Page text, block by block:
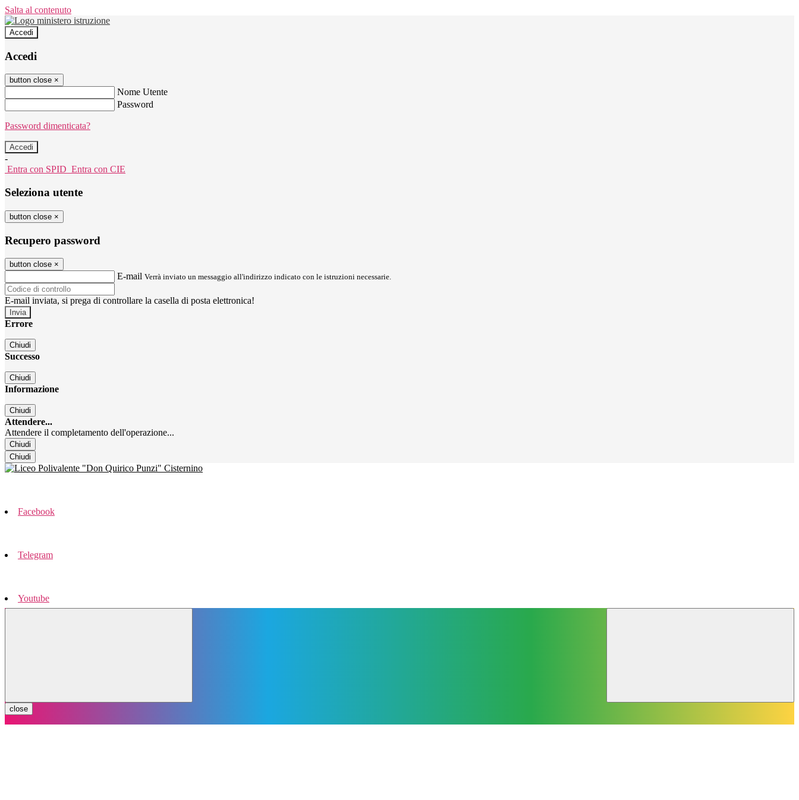
Salta al contenuto
Accedi
Accedi
button close ×
Nome Utente
Password
Password dimenticata?
-
Entra con SPID Entra con CIE
Seleziona utente
button close ×
Recupero password
button close ×
E-mail Verrà inviato un messaggio all'indirizzo indicato con le istruzioni necessarie.
E-mail inviata, si prega di controllare la casella di posta elettronica!
Errore
Chiudi
Successo
Chiudi
Informazione
Chiudi
Attendere...
Attendere il completamento dell'operazione...
Chiudi
Chiudi
Facebook
Telegram
Youtube
close